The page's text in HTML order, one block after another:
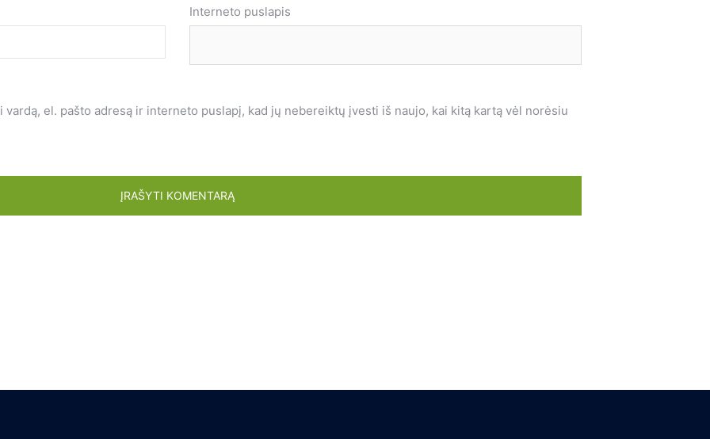
Interneto puslapis
el. pašto adresą ir interneto puslapį, kad jų nebereiktų įvesti iš naujo, kai kitą kartą vėl norėsiu